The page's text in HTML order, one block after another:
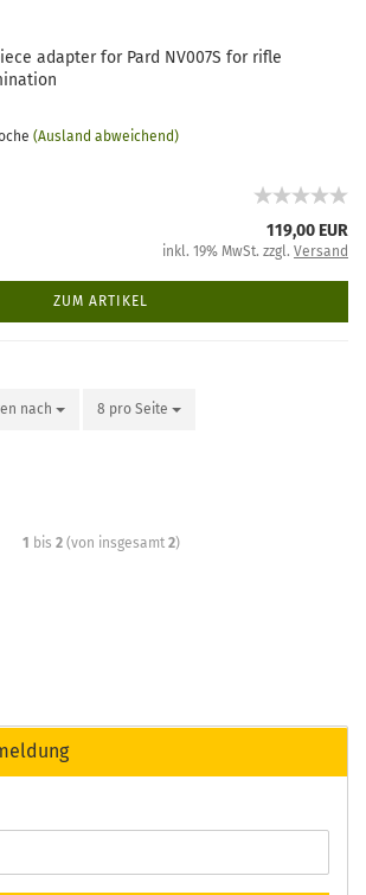
adapter for Pard NV007S for rifle
(Ausland abweichend)
119,00 EUR
inkl. 19% MwSt. zzgl. Versand
ZUM ARTIKEL
nach 8 pro Seite
1 bis 2(von insgesamt 2)